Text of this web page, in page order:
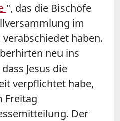
", das die Bischöfe
im
haben.
neu ins
Jesus die
verpflichtet habe,
Freitag
Der